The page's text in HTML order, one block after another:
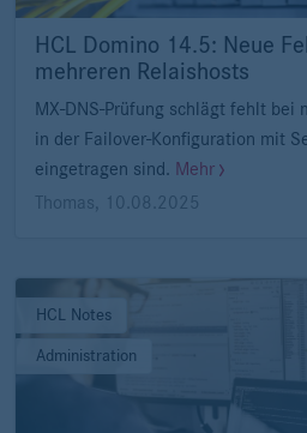
HCL Domino 14.5: Neue
mehreren Relaishosts
MX-DNS-Prüfung schlägt fehlt bei
in der Failover-Konfiguration mit
eingetragen sind. Mehr
Thomas, 10.08.2025
HCL Notes
Administration